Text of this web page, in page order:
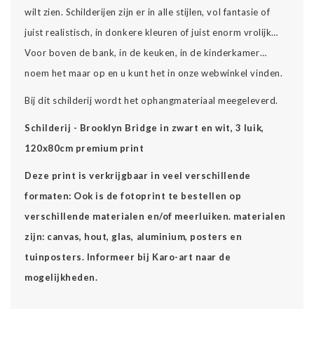
wilt zien. Schilderijen zijn er in alle stijlen, vol fantasie of
juist realistisch, in donkere kleuren of juist enorm vrolijk…
Voor boven de bank, in de keuken, in de kinderkamer…
noem het maar op en u kunt het in onze webwinkel vinden.
Bij dit schilderij wordt het ophangmateriaal meegeleverd.
Schilderij - Brooklyn Bridge in zwart en wit, 3 luik,
120x80cm premium print
Deze print is verkrijgbaar in veel verschillende
formaten: Ook is de fotoprint te bestellen op
verschillende materialen en/of meerluiken. materialen
zijn: canvas, hout, glas, aluminium, posters en
tuinposters. Informeer bij Karo-art naar de
mogelijkheden.